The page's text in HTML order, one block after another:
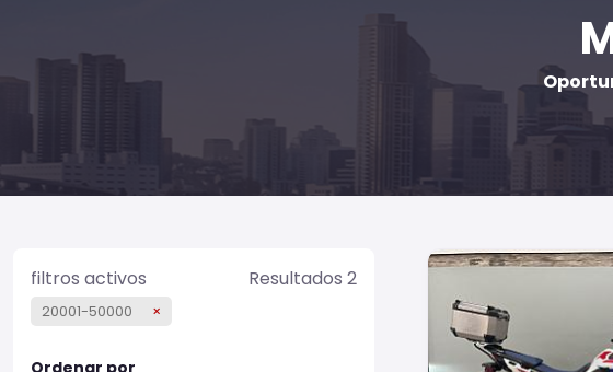
filtros activos Resultados 2
20001-50000 ×
Ordenar por